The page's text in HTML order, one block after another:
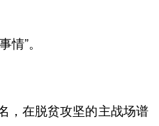
”。
，在脱贫攻坚的主战场谱